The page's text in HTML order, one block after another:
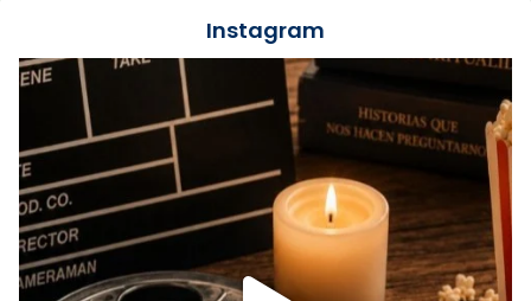
Recupera l'entrevista comp
Vatican
tican News 👇
www.vaticannews.va/es/iglesia/news/2026-
07/carmina-historia-depresion-papa-viaje-
espana-testimoni...
Foto
View on Facebook · Share
Instagram